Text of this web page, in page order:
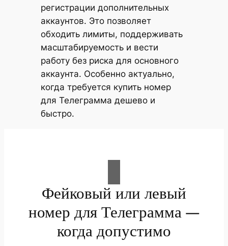
регистрации дополнительных
аккаунтов. Это позволяет
обходить лимиты, поддерживать
масштабируемость и вести
работу без риска для основного
аккаунта. Особенно актуально,
когда требуется купить номер
для Телеграмма дешево и
быстро.
Фейковый или левый
номер для Телеграмма —
когда допустимо